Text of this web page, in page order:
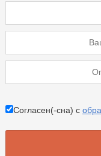
Согласен(-сна) с